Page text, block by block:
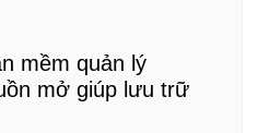
mềm quản lý
mở giúp lưu trữ